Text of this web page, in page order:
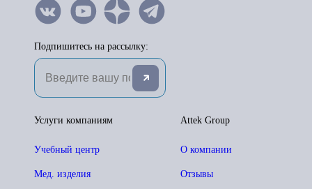
Подпишитесь на рассылку:
Attek Group
О компании
Отзывы
Услуги компаниям
Учебный центр
Мед. изделия